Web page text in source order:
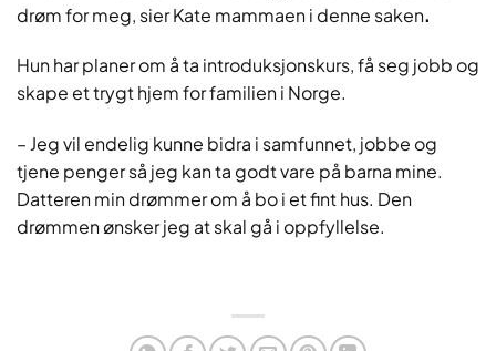
drøm for meg, sier Kate mammaen i denne saken.
Hun har planer om å ta introduksjonskurs, få seg jobb og
skape et trygt hjem for familien i Norge.
– Jeg vil endelig kunne bidra i samfunnet, jobbe og
tjene penger så jeg kan ta godt vare på barna mine.
Datteren min drømmer om å bo i et fint hus. Den
drømmen ønsker jeg at skal gå i oppfyllelse.